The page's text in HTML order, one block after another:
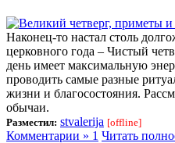
Наконец-то настал столь
церковного года – Чистый
день имеет максимальную
проводить самые разные
жизни и благосостояния.
обычаи.
Разместил: stvalerija [offline]
Комментарии » 1 Читать